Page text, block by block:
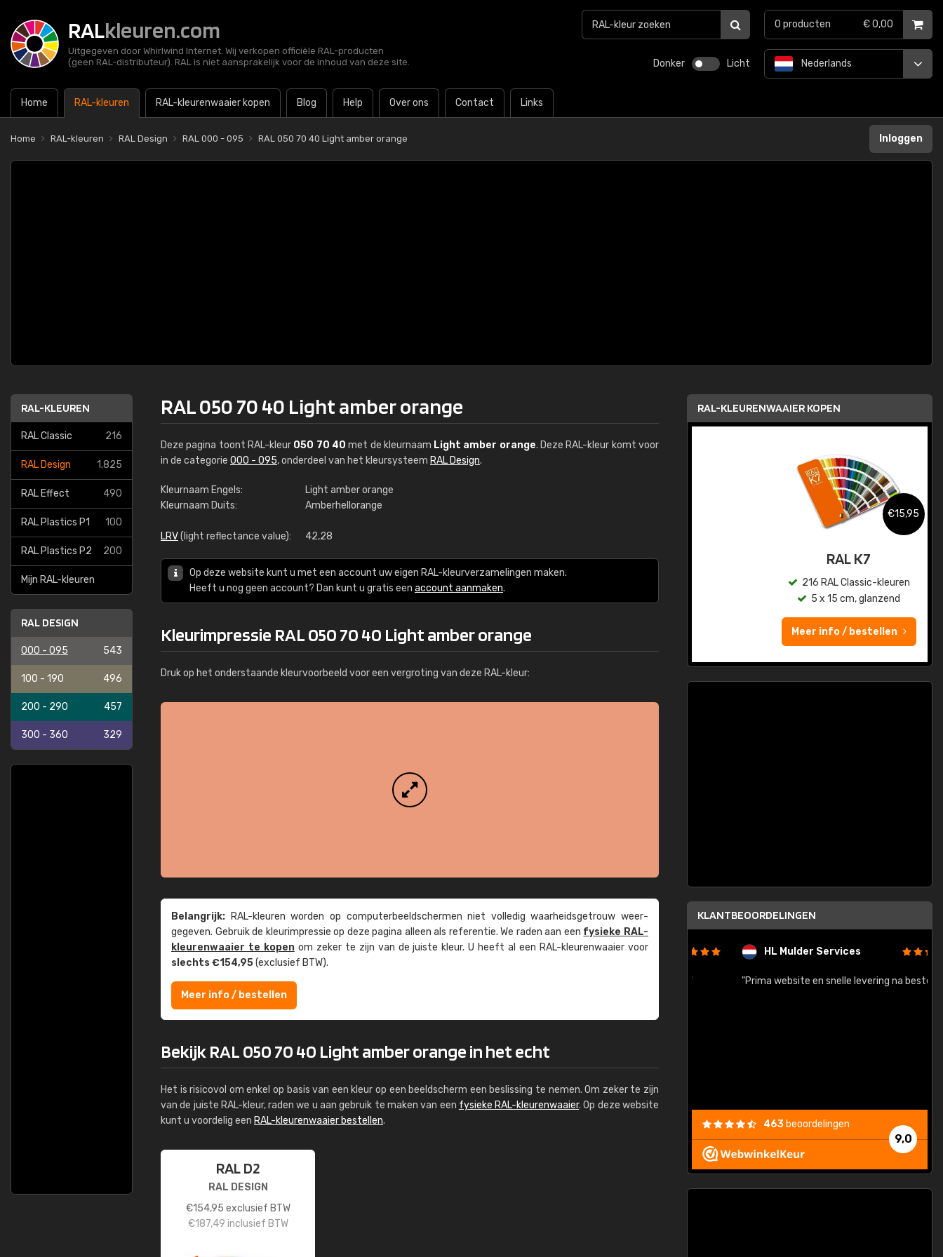
RALkleuren.com
Uitgegeven door Whirlwind Internet. Wij verkopen officiële RAL-producten
(geen RAL-distributeur). RAL is niet aansprakelijk voor de inhoud van deze site.
Donker Licht
Home RAL-kleuren RAL-kleurenwaaier kopen Blog Help Over ons Contact Links
Nederlands
0 producten € 0,00
Home RAL-kleuren RAL Design RAL 000 - 095 RAL 050 70 40 Light amber orange Inloggen
RAL-KLEUREN
RAL Classic 216
RAL Design 1.825
RAL Effect 490
RAL Plastics P1 100
RAL Plastics P2 200
Mijn RAL-kleuren
RAL DESIGN
000 - 095 543
100 - 190 496
200 - 290 457
300 - 360 329
RAL 050 70 40 Light amber orange
Deze pagina toont RAL-kleur 050 70 40 met de kleurnaam Light amber orange. Deze RAL-kleur komt voor
in de categorie 000 - 095, onderdeel van het kleursysteem RAL Design.
Kleurnaam Engels:
Light amber orange
Kleurnaam Duits:
Amberhellorange
LRV(light reflectance value): 42,28
Op deze website kunt u met een account uw eigen RAL-kleurverzamelingen maken.
Heeft u nog geen account? Dan kunt u gratis een account aanmaken.
Kleurimpressie RAL 050 70 40 Light amber orange
Druk op het onderstaande kleurvoorbeeld voor een vergroting van deze RAL-kleur:
Belangrijk: RAL-kleuren worden op computer­beeld­schermen niet volledig waarheids­­getrouw weer­
gegeven. Gebruik de kleur­impressie op deze pagina alleen als referentie. We raden aan een fysieke RAL-
kleuren­waaier te kopenom zeker te zijn van de juiste kleur. U heeft al een RAL-kleuren­waaier voor
slechts €154,95(exclusief BTW).
Meer info / bestellen
Bekijk RAL 050 70 40 Light amber orange in het echt
Het is risicovol om enkel op basis van een kleur op een beeldscherm een beslissing te nemen. Om zeker te zijn
van de juiste RAL-kleur, raden we u aan gebruik te maken van een fysieke RAL-kleurenwaaier. Op deze website
kunt u voordelig een RAL-kleurenwaaier bestellen.
RAL D2
RAL DESIGN
€154,95 exclusief BTW
€187,49 inclusief BTW
RAL-KLEURENWAAIER KOPEN
RAL K7 op waterbasis
Meer info / bestellen
€15,95
RAL K7
216 RAL Classic-kleuren
5 x 15 cm, glanzend
Meer info / bestellen
KLANTBEOORDELINGEN
Kambier BV HL Mulder Services
"Prima website en snelle levering na bestelling"
9,0
463 beoordelingen